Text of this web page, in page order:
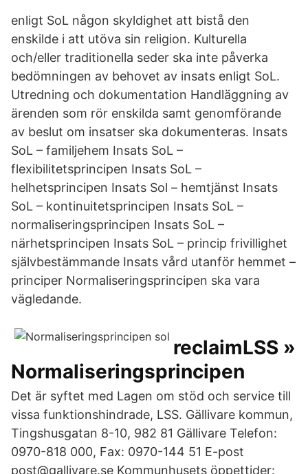
enligt SoL någon skyldighet att bistå den
enskilde i att utöva sin religion. Kulturella
och/eller traditionella seder ska inte påverka
bedömningen av behovet av insats enligt SoL.
Utredning och dokumentation Handläggning av
ärenden som rör enskilda samt genomförande
av beslut om insatser ska dokumenteras. Insats
SoL – familjehem Insats SoL –
flexibilitetsprincipen Insats SoL –
helhetsprincipen Insats Sol – hemtjänst Insats
SoL – kontinuitetsprincipen Insats SoL –
normaliseringsprincipen Insats SoL –
närhetsprincipen Insats SoL – princip frivillighet
självbestämmande Insats vård utanför hemmet –
principer Normaliseringsprincipen ska vara
vägledande.
reclaimLSS »
Normaliseringsprincipen
Det är syftet med Lagen om stöd och service till
vissa funktionshindrade, LSS. Gällivare kommun,
Tingshusgatan 8-10, 982 81 Gällivare Telefon:
0970-818 000, Fax: 0970-144 51 E-post
post@gallivare.se Kommunhusets öppettider: